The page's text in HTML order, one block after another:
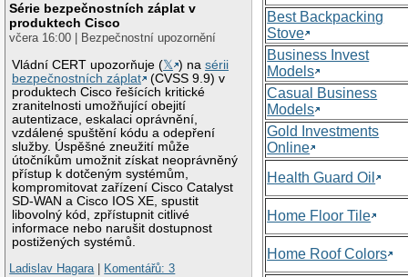
Série bezpečnostních záplat v
produktech Cisco
včera 16:00 | Bezpečnostní upozornění
Vládní CERT upozorňuje (𝕏 ) nasérii
bezpečnostních záplat
(CVSS 9.9) v
produktech Cisco řešících kritické
zranitelnosti umožňující obejití
autentizace, eskalaci oprávnění,
vzdálené spuštění kódu a odepření
služby. Úspěšné zneužití může
útočníkům umožnit získat neoprávněný
přístup k dotčeným systémům,
kompromitovat zařízení Cisco Catalyst
SD-WAN a Cisco IOS XE, spustit
libovolný kód, zpřístupnit citlivé
informace nebo narušit dostupnost
postižených systémů.
Ladislav Hagara| Komentářů: 3
Best Backpacking
Stove
Business Invest
Models
Casual Business
Models
Gold Investments
Online
Health Guard Oil
Home Floor Tile
Home Roof Colors